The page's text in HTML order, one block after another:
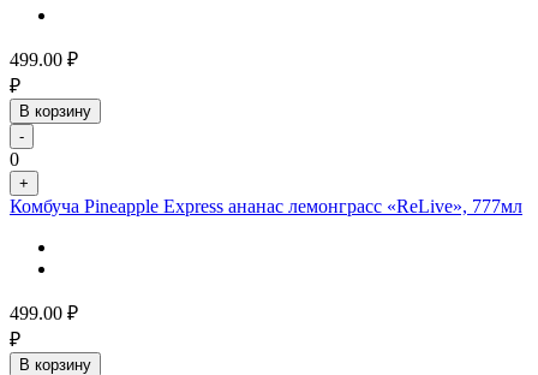
499.00 ₽
₽
В корзину
-
0
+
Комбуча Pineapple Express ананас лемонграсс «ReLive», 777мл
499.00 ₽
₽
В корзину